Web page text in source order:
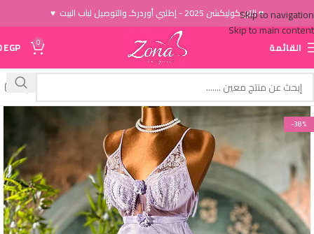
Skip to navigation
Skip to main content
♥ الاَن كوليكشن 2025 - إطلبي أوردركـ والتوصيل لباب البيت ♥
القائمة 0
EGP
-38%